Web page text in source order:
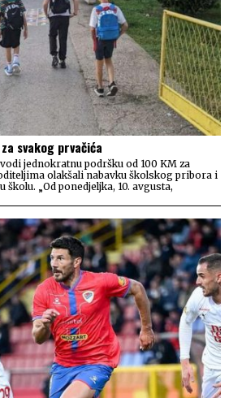
svakog prvačića
jednokratnu podršku od 100 KM za
olakšali nabavku školskog pribora i
školu. „Od ponedjeljka, 10. avgusta,